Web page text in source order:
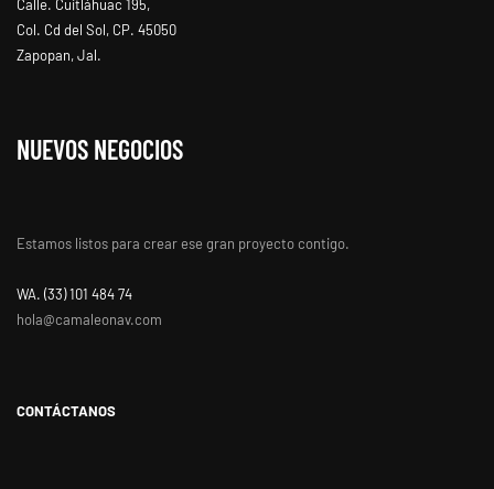
Calle. Cuitláhuac 195,
Col. Cd del Sol, CP. 45050
Zapopan, Jal.
NUEVOS NEGOCIOS
Estamos listos para crear ese gran proyecto contigo.
WA. ‭(33) 101 484 74
hola@camaleonav.com
CONTÁCTANOS